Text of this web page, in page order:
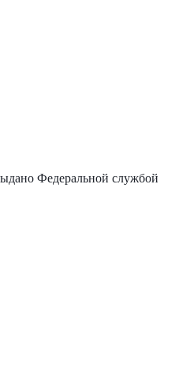
Федеральной службой